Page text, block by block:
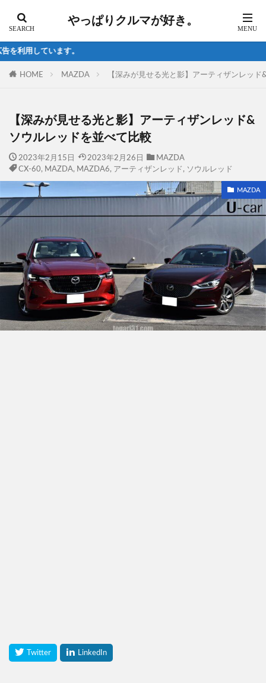
やっぱりクルマが好き。
HOME MAZDA 【深みが見せる光と影】アーティザンレッ
【深みが見せる光と影】アーティザンレッド&
ソウルレッドを並べて比較
2023年2月15日 2023年2月26日
MAZDA
CX-60, MAZDA, MAZDA6, アーティザンレッド , ソウルレッド
MAZDA